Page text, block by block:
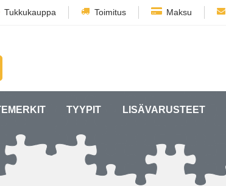
Tukkukauppa Toimitus Maksu
TYYPIT LISÄVARUSTEET